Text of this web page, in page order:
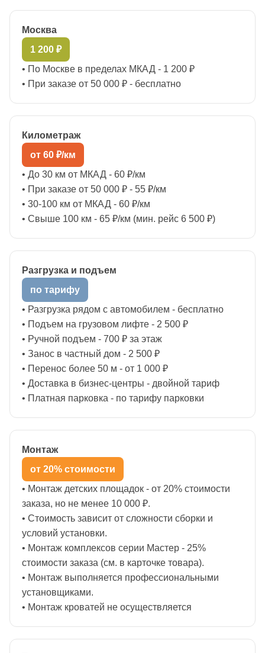
Москва
1 200 ₽
• По Москве в пределах МКАД - 1 200 ₽
• При заказе от 50 000 ₽ - бесплатно
Километраж
от 60 ₽/км
• До 30 км от МКАД - 60 ₽/км
• При заказе от 50 000 ₽ - 55 ₽/км
• 30-100 км от МКАД - 60 ₽/км
• Свыше 100 км - 65 ₽/км (мин. рейс 6 500 ₽)
Разгрузка и подъем
по тарифу
• Разгрузка рядом с автомобилем - бесплатно
• Подъем на грузовом лифте - 2 500 ₽
• Ручной подъем - 700 ₽ за этаж
• Занос в частный дом - 2 500 ₽
• Перенос более 50 м - от 1 000 ₽
• Доставка в бизнес-центры - двойной тариф
• Платная парковка - по тарифу парковки
Монтаж
от 20% стоимости
• Монтаж детских площадок - от 20% стоимости
заказа, но не менее 10 000 ₽.
• Стоимость зависит от сложности сборки и
условий установки.
• Монтаж комплексов серии Мастер - 25%
стоимости заказа (см. в карточке товара).
• Монтаж выполняется профессиональными
установщиками.
• Монтаж кроватей не осуществляется